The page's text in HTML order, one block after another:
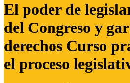
El poder de
del Congreso y
derechos Curso
el proceso